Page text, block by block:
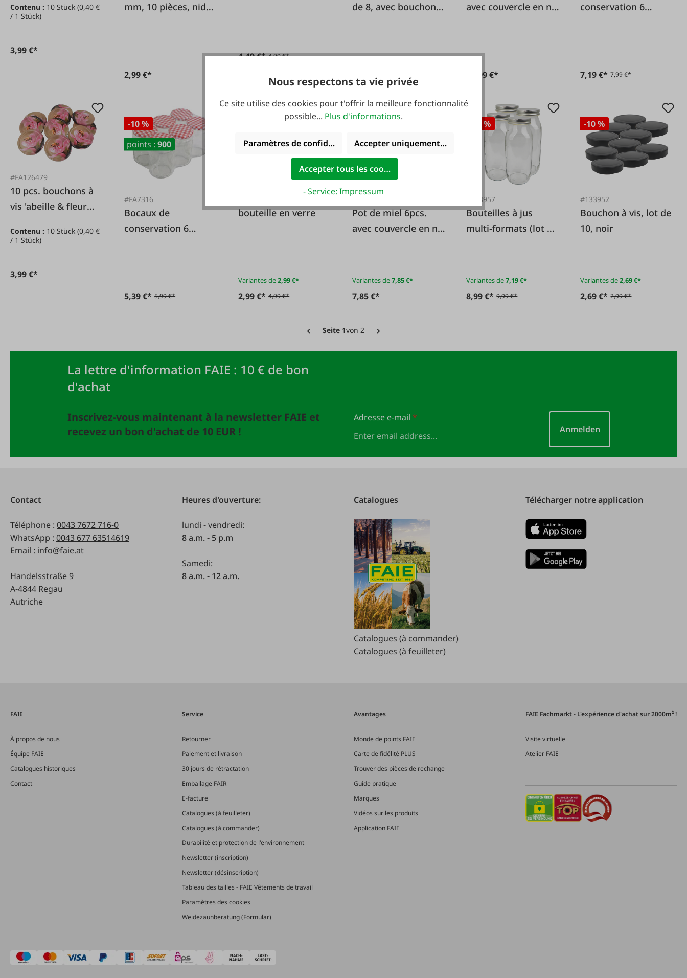
Contenu : 10 Stück (0,40 €
/ 1 Stück)
3,99 €*
mm, 10 pièces, nid
2,99 €*
4,49 €* 4,99 €*
de 8, avec bouchon à
Variantes de15,29 €*
15,29 €*
avec couvercle en nid
27,99 €*
conservation 6
7,19 €* 7,99 €*
#FA126479
10 pcs. bouchons à
vis 'abeille & fleur
Contenu : 10 Stück (0,40 €
/ 1 Stück)
3,99 €*
-10 %
points : 900
#FA7316
Bocaux de
conservation 6
5,39 €* 5,99 €*
bouteille en verre
Variantes de2,99 €*
2,99 €* 4,99 €*
Pot de miel 6pcs.
avec couvercle en nid
Variantes de7,85 €*
7,85 €*
-10 %
#133957
Bouteilles à jus
multi-formats (lot de
Variantes de7,19 €*
8,99 €* 9,99 €*
-10 %
#133952
Bouchon à vis, lot de
10, noir
Variantes de2,69 €*
2,69 €* 2,99 €*
Seite 1von 2
La lettre d'information FAIE : 10 € de bon
d'achat
Inscrivez-vous maintenant à la newsletter FAIE et
recevez un bon d'achat de 10 EUR !
Adresse e-mail *
Anmelden
Contact
Téléphone : 0043 7672 716-0
WhatsApp : 0043 677 63514619
Email : info@faie.at
Handelsstraße 9
A-4844 Regau
Autriche
Heures d'ouverture:
lundi - vendredi:
8 a.m. - 5 p.m
Samedi:
8 a.m. - 12 a.m.
Catalogues
Catalogues (à commander)
Catalogues (à feuilleter)
Télécharger notre application
FAIE
À propos de nous
Équipe FAIE
Catalogues historiques
Contact
Service
Retourner
Paiement et livraison
30 jours de rétractation
Emballage FAIR
E-facture
Catalogues (à feuilleter)
Catalogues (à commander)
Durabilité et protection de l'environnement
Newsletter (inscription)
Newsletter (désinscription)
Tableau des tailles - FAIE Vêtements de travail
Paramètres des cookies
Weidezaunberatung (Formular)
Avantages
Monde de points FAIE
Carte de fidélité PLUS
Trouver des pièces de rechange
Guide pratique
Marques
Vidéos sur les produits
Application FAIE
FAIE Fachmarkt - L'expérience d'achat sur 2000m² !
Visite virtuelle
Atelier FAIE
Nous respectons ta vie privée
Ce site utilise des cookies pour t'offrir la meilleure fonctionnalité
possible... Plus d'informations.
Paramètres de confidentialitéAccepter uniquement les cookies fonctionnels
Accepter tous les cookies
- Service: Impressum